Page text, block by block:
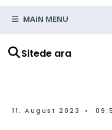
Sitede ara
MAIN MENU
11. August 2023 •